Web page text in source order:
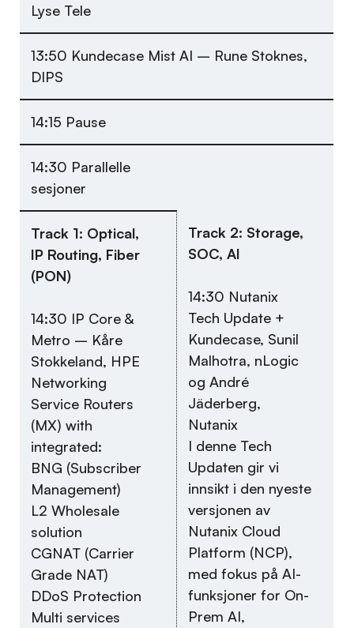
Lyse Tele
13:50 Kundecase Mist AI – Rune Stoknes,
DIPS
14:15 Pause
14:30 Parallelle
sesjoner
Track 1: Optical,
IP Routing, Fiber
(PON)
14:30 IP Core &
Metro – Kåre
Stokkeland, HPE
Networking
Service Routers
(MX) with
integrated:
BNG (Subscriber
Management)
L2 Wholesale
solution
CGNAT (Carrier
Grade NAT)
DDoS Protection
Multi services
Track 2: Storage,
SOC, AI
14:30 Nutanix
Tech Update +
Kundecase, Sunil
Malhotra, nLogic
og André
Jäderberg,
Nutanix
I denne Tech
Updaten gir vi
innsikt i den nyeste
versjonen av
Nutanix Cloud
Platform (NCP),
med fokus på AI-
funksjoner for On-
Prem AI,